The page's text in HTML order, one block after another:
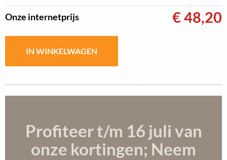
Onze internetprijs €48,20
Profiteer t/m 16 juli van
onze kortingen; Neem